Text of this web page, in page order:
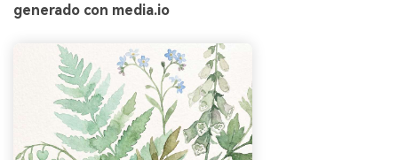
generado con media.io